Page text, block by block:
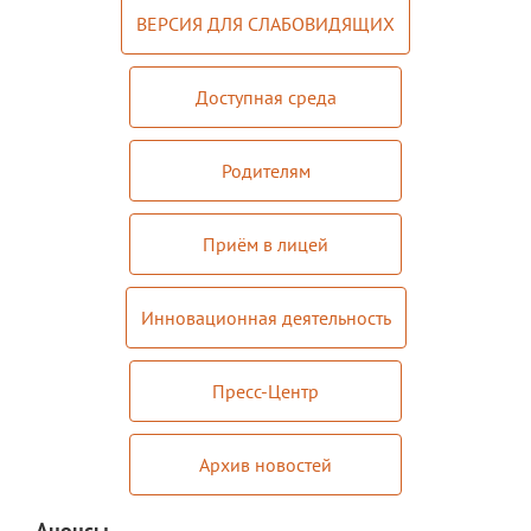
Мероприятия "Антикоррупция"
Инновационная деятельность
Центр цифрового образования
Направления и программы
ВЕРСИЯ ДЛЯ СЛАБОВИДЯЩИХ
Доступная среда
Родителям
Приём в лицей
Инновационная деятельность
Пресс-Центр
Архив новостей